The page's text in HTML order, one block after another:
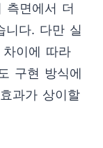
측면에서 더
니다. 다만 실
이에 따라
구현 방식에
과가 상이할